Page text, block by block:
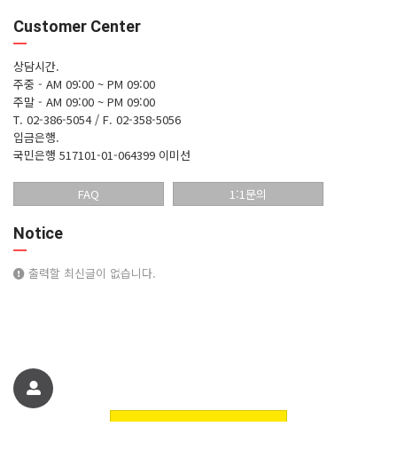
Customer Center
상담시간.
주중 - AM 09:00 ~ PM 09:00
주말 - AM 09:00 ~ PM 09:00
T. 02-386-5054 / F. 02-358-5056
입금은행.
국민은행 517101-01-064399 이미선
FAQ 1:1문의
Notice
출력할 최신글이 없습니다.
친구에게 추천하기